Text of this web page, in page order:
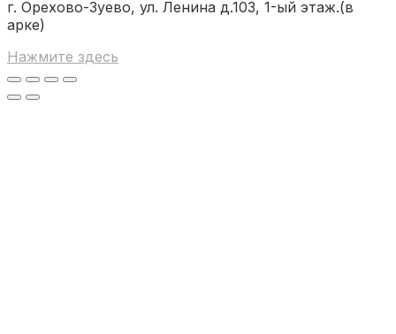
г. Орехово-Зуево, ул. Ленина д.103, 1-ый этаж.(в
арке)
Нажмите здесь